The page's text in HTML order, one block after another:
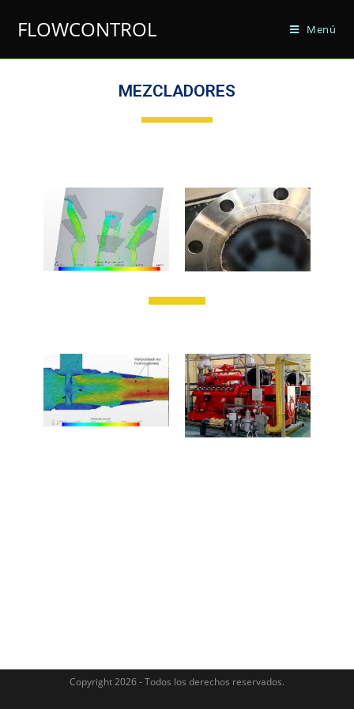
FLOWCONTROL Menú
MEZCLADORES
Copyright 2026 - Todos los derechos reservados.